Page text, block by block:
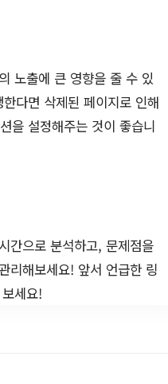
노출에 큰 영향을 줄 수 있
다면 삭제된 페이지로 인해
을 설정해주는 것이 좋습니
간으로 분석하고, 문제점을
리해보세요! 앞서 언급한 링
세요!